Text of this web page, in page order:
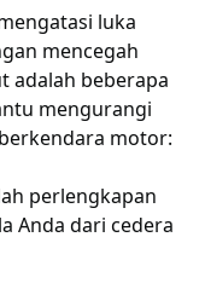
luka
mencegah
adalah beberapa
mengurangi
motor:
perlengkapan
Anda dari cedera